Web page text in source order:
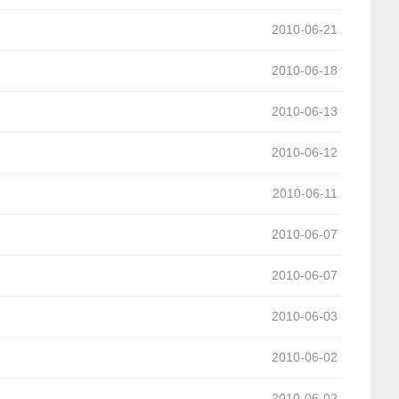
2010-06-21
2010-06-18
2010-06-13
2010-06-12
2010-06-11
2010-06-07
2010-06-07
2010-06-03
2010-06-02